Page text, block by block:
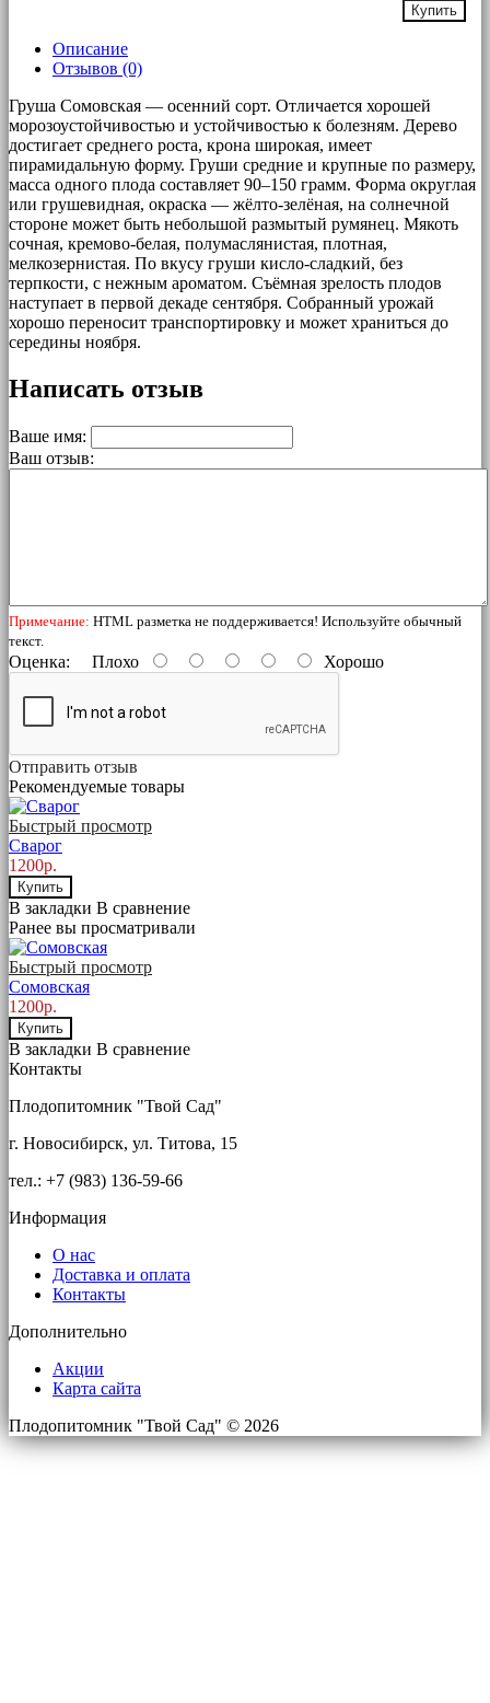
Купить
Описание
Отзывов (0)
Груша Сомовская — осенний сорт. Отличается хорошей
морозоустойчивостью и устойчивостью к болезням. Дерево
достигает среднего роста, крона широкая, имеет
пирамидальную форму. Груши средние и крупные по размеру,
масса одного плода составляет 90–150 грамм. Форма округлая
или грушевидная, окраска — жёлто-зелёная, на солнечной
стороне может быть небольшой размытый румянец. Мякоть
сочная, кремово-белая, полумаслянистая, плотная,
мелкозернистая. По вкусу груши кисло-сладкий, без
терпкости, с нежным ароматом. Съёмная зрелость плодов
наступает в первой декаде сентября. Собранный урожай
хорошо переносит транспортировку и может храниться до
середины ноября.
Написать отзыв
Ваше имя:
Ваш отзыв:
Примечание: HTML разметка не поддерживается! Используйте обычный
текст.
Оценка: Плохо Хорошо
Отправить отзыв
Рекомендуемые товары
Быстрый просмотр
Сварог
1200р.
Купить
В закладки В сравнение
Ранее вы просматривали
Быстрый просмотр
Сомовская
1200р.
Купить
В закладки В сравнение
Контакты
Плодопитомник "Твой Сад"
г. Новосибирск, ул. Титова, 15
тел.: +7 (983) 136-59-66
Информация
О нас
Доставка и оплата
Контакты
Дополнительно
Акции
Карта сайта
Плодопитомник "Твой Сад" © 2026